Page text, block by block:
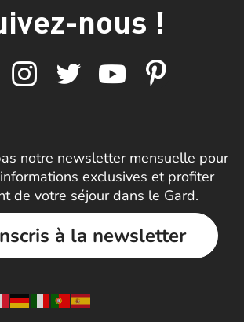
nous !
notre newsletter mensuelle pour
exclusives et profiter
de votre séjour dans le Gard.
à la newsletter